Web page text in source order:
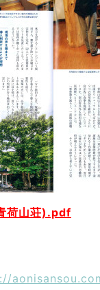
荷山荘).pdf